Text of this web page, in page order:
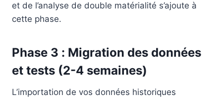
et de l’analyse de double matérialité s’ajoute à
cette phase.
Phase 3 : Migration des données
et tests (2-4 semaines)
L’importation de vos données historiques